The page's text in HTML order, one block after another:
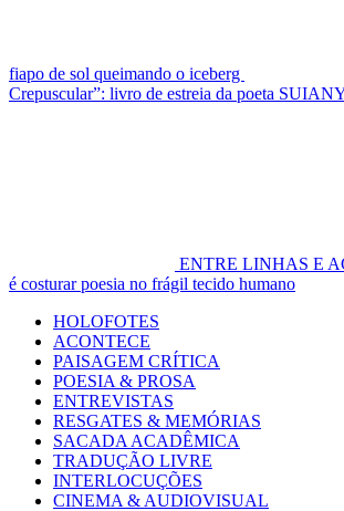
fiapo de sol queimando o iceberg
Crepuscular”: livro de estreia da poeta
ENTRE LINHAS E
é costurar poesia no frágil tecido humano
Primary
Menu
HOLOFOTES
ACONTECE
PAISAGEM CRÍTICA
POESIA & PROSA
ENTREVISTAS
RESGATES & MEMÓRIAS
SACADA ACADÊMICA
TRADUÇÃO LIVRE
INTERLOCUÇÕES
CINEMA & AUDIOVISUAL